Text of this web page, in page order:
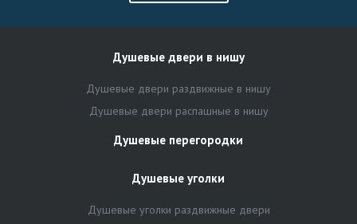
Душевые двери в нишу
Душевые двери раздвижные в нишу
Душевые двери распашные в нишу
Душевые перегородки
Душевые уголки
Душевые уголки раздвижные двери